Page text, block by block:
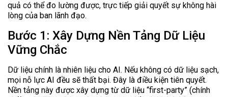
quả có thể đo lường được, trực tiếp giải quyết sự không hài
lòng của ban lãnh đạo.
Bước 1: Xây Dựng Nền Tảng Dữ Liệu
Vững Chắc
Dữ liệu chính là nhiên liệu cho AI. Nếu không có dữ liệu sạch,
mọi nỗ lực AI đều sẽ thất bại. Đây là điều kiện tiên quyết.
Nền tảng này được xây dựng từ dữ liệu “first-party” (chính